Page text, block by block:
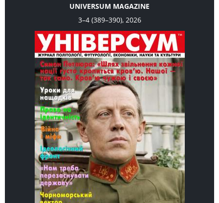
UNIVERSUM MAGAZINE
3–4 (389–390), 2026